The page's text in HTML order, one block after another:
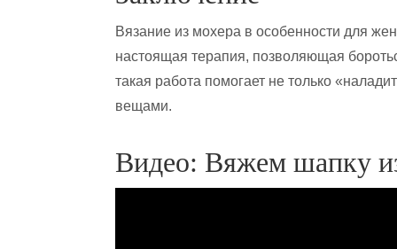
Вязание из мохера в особенности для
настоящая терапия, позволяющая
такая работа помогает не только
вещами.
Видео: Вяжем шапку